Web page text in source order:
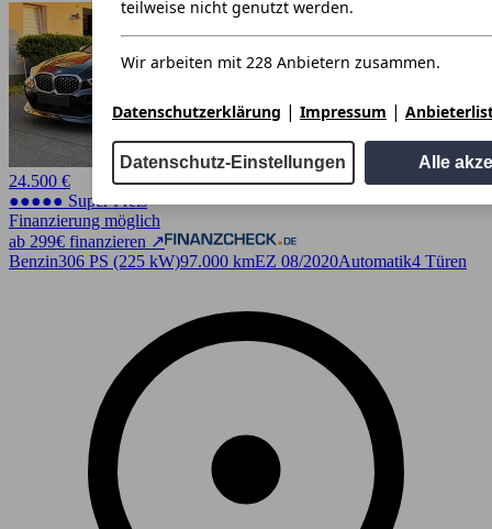
24.500 €
●●●●● Super Preis
Finanzierung möglich
ab 299€ finanzieren ↗
Benzin306 PS (225 kW)97.000 kmEZ 08/2020Automatik4 Türen
teilweise nicht genutzt werden.
Wir arbeiten mit 228 Anbietern zusammen.
Datenschutzerklärung | Impressum |
Datenschutz-Einstellungen Alle